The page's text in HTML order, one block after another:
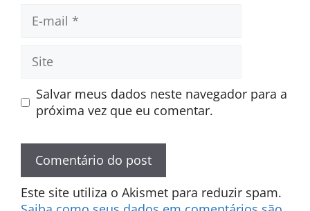
mail
Site
Salvar meus dados neste navegador para a
próxima vez que eu comentar.
Este site utiliza o Akismet para reduzir spam.